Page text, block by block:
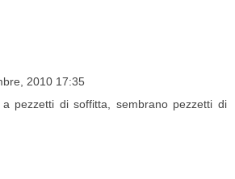
2010 17:35
pezzetti di soffitta, sembrano pezzetti di